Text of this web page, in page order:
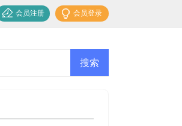
会员登录
会员注册